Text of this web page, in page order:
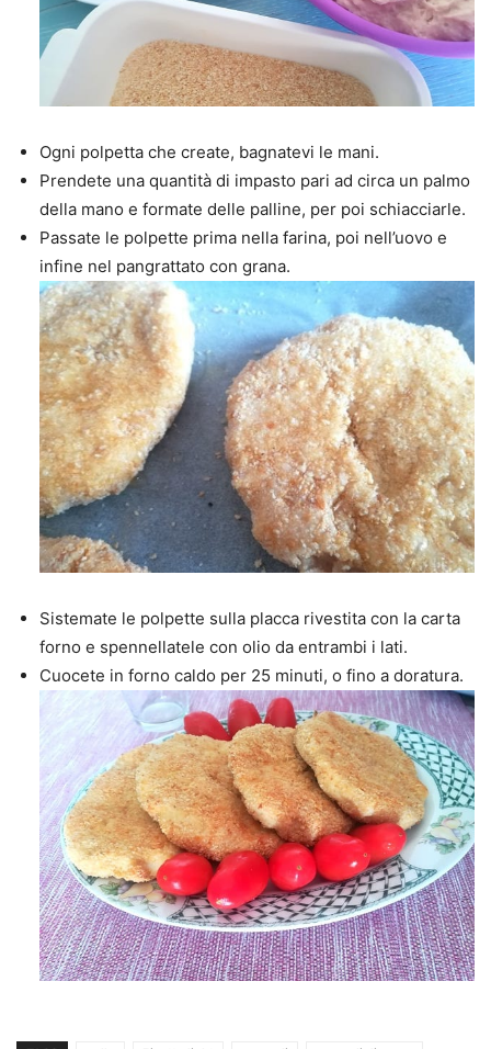
Ogni polpetta che create, bagnatevi le mani.
Prendete una quantità di impasto pari ad circa un palmo
della mano e formate delle palline, per poi schiacciarle.
Passate le polpette prima nella farina, poi nell’uovo e
infine nel pangrattato con grana.
Sistemate le polpette sulla placca rivestita con la carta
forno e spennellatele con olio da entrambi i lati.
Cuocete in forno caldo per 25 minuti, o fino a doratura.